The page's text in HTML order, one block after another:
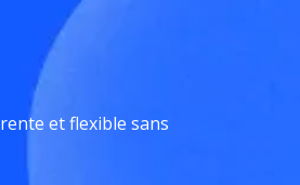
et flexible sans